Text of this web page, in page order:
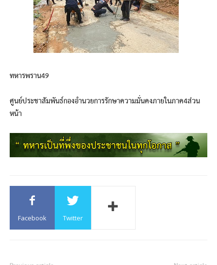
ทหารพราน49
ศูนย์ประชาสัมพันธ์กองอำนวยการรักษาความมั่นคงภายในภาค4ส่วน
หน้า
Facebook Twitter